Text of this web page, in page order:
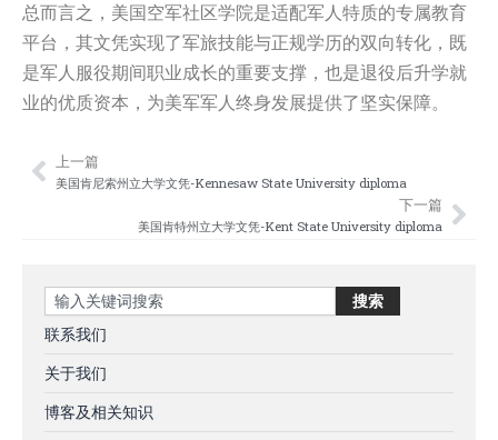
总而言之，美国空军社区学院是适配军人特质的专属教育
平台，其文凭实现了军旅技能与正规学历的双向转化，既
是军人服役期间职业成长的重要支撑，也是退役后升学就
业的优质资本，为美军军人终身发展提供了坚实保障。
Prev
上一篇
美国肯尼索州立大学文凭-Kennesaw State University diploma
下一篇
美国肯特州立大学文凭-Kent State University diploma
Search 搜索
联系我们
关于我们
博客及相关知识